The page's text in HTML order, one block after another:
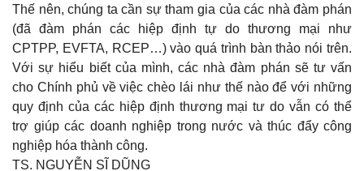
Thế nên, chúng ta cần sự tham gia của các nhà đàm phán
(đã đàm phán các hiệp định tự do thương mại như
CPTPP, EVFTA, RCEP…) vào quá trình bàn thảo nói trên.
Với sự hiểu biết của mình, các nhà đàm phán sẽ tư vấn
cho Chính phủ về việc chèo lái như thế nào để với những
quy định của các hiệp định thương mại tư do vẫn có thể
trợ giúp các doanh nghiệp trong nước và thúc đẩy công
nghiệp hóa thành công.
TS. NGUYỄN SĨ DŨNG